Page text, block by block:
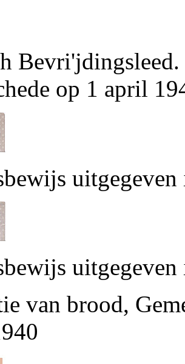
op 1 april
uitgegeven
uitgegeven
van brood,